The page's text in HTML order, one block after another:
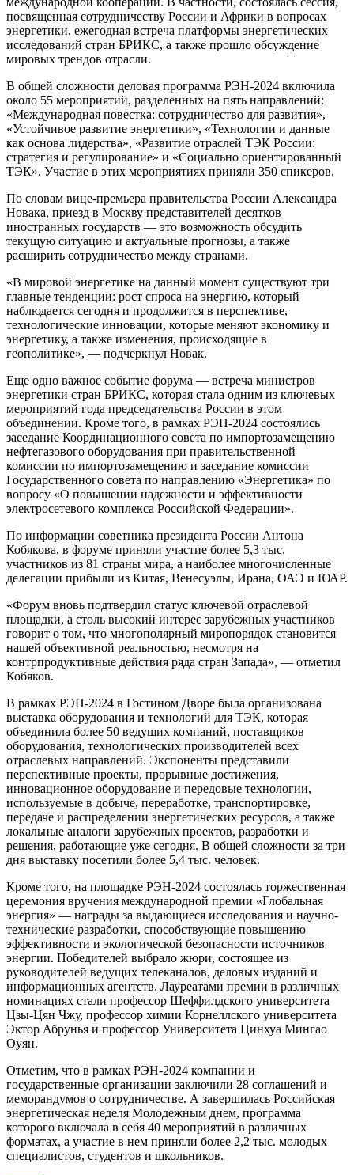
посвященная сотрудничеству России и Африки в вопросах
энергетики, ежегодная встреча платформы энергетических
исследований стран БРИКС, а также прошло обсуждение
мировых трендов отрасли.
В общей сложности деловая программа РЭН-2024 включила
около 55 мероприятий, разделенных на пять направлений:
«Международная повестка: сотрудничество для развития»,
«Устойчивое развитие энергетики», «Технологии и данные
как основа лидерства», «Развитие отраслей ТЭК России:
стратегия и регулирование» и «Социально ориентированный
ТЭК». Участие в этих мероприятиях приняли 350 спикеров.
По словам вице-премьера правительства России Александра
Новака, приезд в Москву представителей десятков
иностранных государств — это возможность обсудить
текущую ситуацию и актуальные прогнозы, а также
расширить сотрудничество между странами.
«В мировой энергетике на данный момент существуют три
главные тенденции: рост спроса на энергию, который
наблюдается сегодня и продолжится в перспективе,
технологические инновации, которые меняют экономику и
энергетику, а также изменения, происходящие в
геополитике», — подчеркнул Новак.
Еще одно важное событие форума — встреча министров
энергетики стран БРИКС, которая стала одним из ключевых
мероприятий года председательства России в этом
объединении. Кроме того, в рамках РЭН-2024 состоялись
заседание Координационного совета по импортозамещению
нефтегазового оборудования при правительственной
комиссии по импортозамещению и заседание комиссии
Государственного совета по направлению «Энергетика» по
вопросу «О повышении надежности и эффективности
электросетевого комплекса Российской Федерации».
По информации советника президента России Антона
Кобякова, в форуме приняли участие более 5,3 тыс.
участников из 81 страны мира, а наиболее многочисленные
делегации прибыли из Китая, Венесуэлы, Ирана, ОАЭ и ЮАР.
«Форум вновь подтвердил статус ключевой отраслевой
площадки, а столь высокий интерес зарубежных участников
говорит о том, что многополярный миропорядок становится
нашей объективной реальностью, несмотря на
контрпродуктивные действия ряда стран Запада», — отметил
Кобяков.
В рамках РЭН-2024 в Гостином Дворе была организована
выставка оборудования и технологий для ТЭК, которая
объединила более 50 ведущих компаний, поставщиков
оборудования, технологических производителей всех
отраслевых направлений. Экспоненты представили
перспективные проекты, прорывные достижения,
инновационное оборудование и передовые технологии,
используемые в добыче, переработке, транспортировке,
передаче и распределении энергетических ресурсов, а также
локальные аналоги зарубежных проектов, разработки и
решения, работающие уже сегодня. В общей сложности за три
дня выставку посетили более 5,4 тыс. человек.
Кроме того, на площадке РЭН-2024 состоялась торжественная
церемония вручения международной премии «Глобальная
энергия» — награды за выдающиеся исследования и научно-
технические разработки, способствующие повышению
эффективности и экологической безопасности источников
энергии. Победителей выбрало жюри, состоящее из
руководителей ведущих телеканалов, деловых изданий и
информационных агентств. Лауреатами премии в различных
номинациях стали профессор Шеффилдского университета
Цзы-Цян Чжу, профессор химии Корнеллского университета
Эктор Абрунья и профессор Университета Цинхуа Мингао
Оуян.
Отметим, что в рамках РЭН-2024 компании и
государственные организации заключили 28 соглашений и
меморандумов о сотрудничестве. А завершилась Российская
энергетическая неделя Молодежным днем, программа
которого включала в себя 40 мероприятий в различных
форматах, а участие в нем приняли более 2,2 тыс. молодых
специалистов, студентов и школьников.